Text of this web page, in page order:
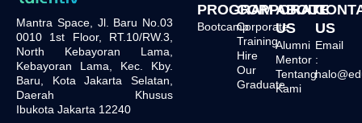
Mantra Space, Jl. Baru No.03
0010 1st Floor, RT.10/RW.3,
North Kebayoran Lama,
Kebayoran Lama, Kec. Kby.
Baru, Kota Jakarta Selatan,
Daerah Khusus
Ibukota Jakarta 12240
PROGRAM
Bootcamp
CORPORATE
Corporate
Training
Hire
Our
Graduate
ABOUT
US
Alumni
Mentor
Tentang
Kami
US
Email
: